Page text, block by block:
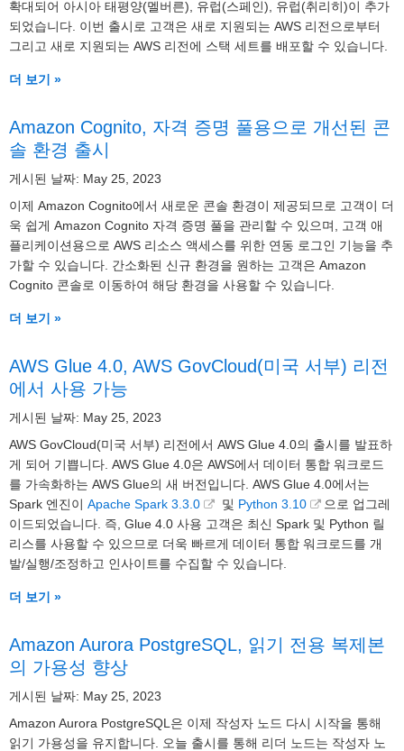
확대되어 아시아 태평양(멜버른), 유럽(스페인), 유럽(취리히)이 추가
되었습니다. 이번 출시로 고객은 새로 지원되는 AWS 리전으로부터
그리고 새로 지원되는 AWS 리전에 스택 세트를 배포할 수 있습니다.
더 보기 »
Amazon Cognito, 자격 증명 풀용으로 개선된 콘
솔 환경 출시
게시된 날짜: May 25, 2023
이제 Amazon Cognito에서 새로운 콘솔 환경이 제공되므로 고객이 더
욱 쉽게 Amazon Cognito 자격 증명 풀을 관리할 수 있으며, 고객 애
플리케이션용으로 AWS 리소스 액세스를 위한 연동 로그인 기능을 추
가할 수 있습니다. 간소화된 신규 환경을 원하는 고객은 Amazon
Cognito 콘솔로 이동하여 해당 환경을 사용할 수 있습니다.
더 보기 »
AWS Glue 4.0, AWS GovCloud(미국 서부) 리전
에서 사용 가능
게시된 날짜: May 25, 2023
AWS GovCloud(미국 서부) 리전에서 AWS Glue 4.0의 출시를 발표하
게 되어 기쁩니다. AWS Glue 4.0은 AWS에서 데이터 통합 워크로드
를 가속화하는 AWS Glue의 새 버전입니다. AWS Glue 4.0에서는
Spark 엔진이 Apache Spark 3.3.0 및 Python 3.10
으로 업그레
이드되었습니다. 즉, Glue 4.0 사용 고객은 최신 Spark 및 Python 릴
리스를 사용할 수 있으므로 더욱 빠르게 데이터 통합 워크로드를 개
발/실행/조정하고 인사이트를 수집할 수 있습니다.
더 보기 »
Amazon Aurora PostgreSQL, 읽기 전용 복제본
의 가용성 향상
게시된 날짜: May 25, 2023
Amazon Aurora PostgreSQL은 이제 작성자 노드 다시 시작을 통해
읽기 가용성을 유지합니다. 오늘 출시를 통해 리더 노드는 작성자 노